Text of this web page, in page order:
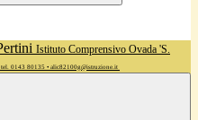
Istituto Comprensivo Ovada 'S.
tel. 0143 80135 • alic82100g@istruzione.it